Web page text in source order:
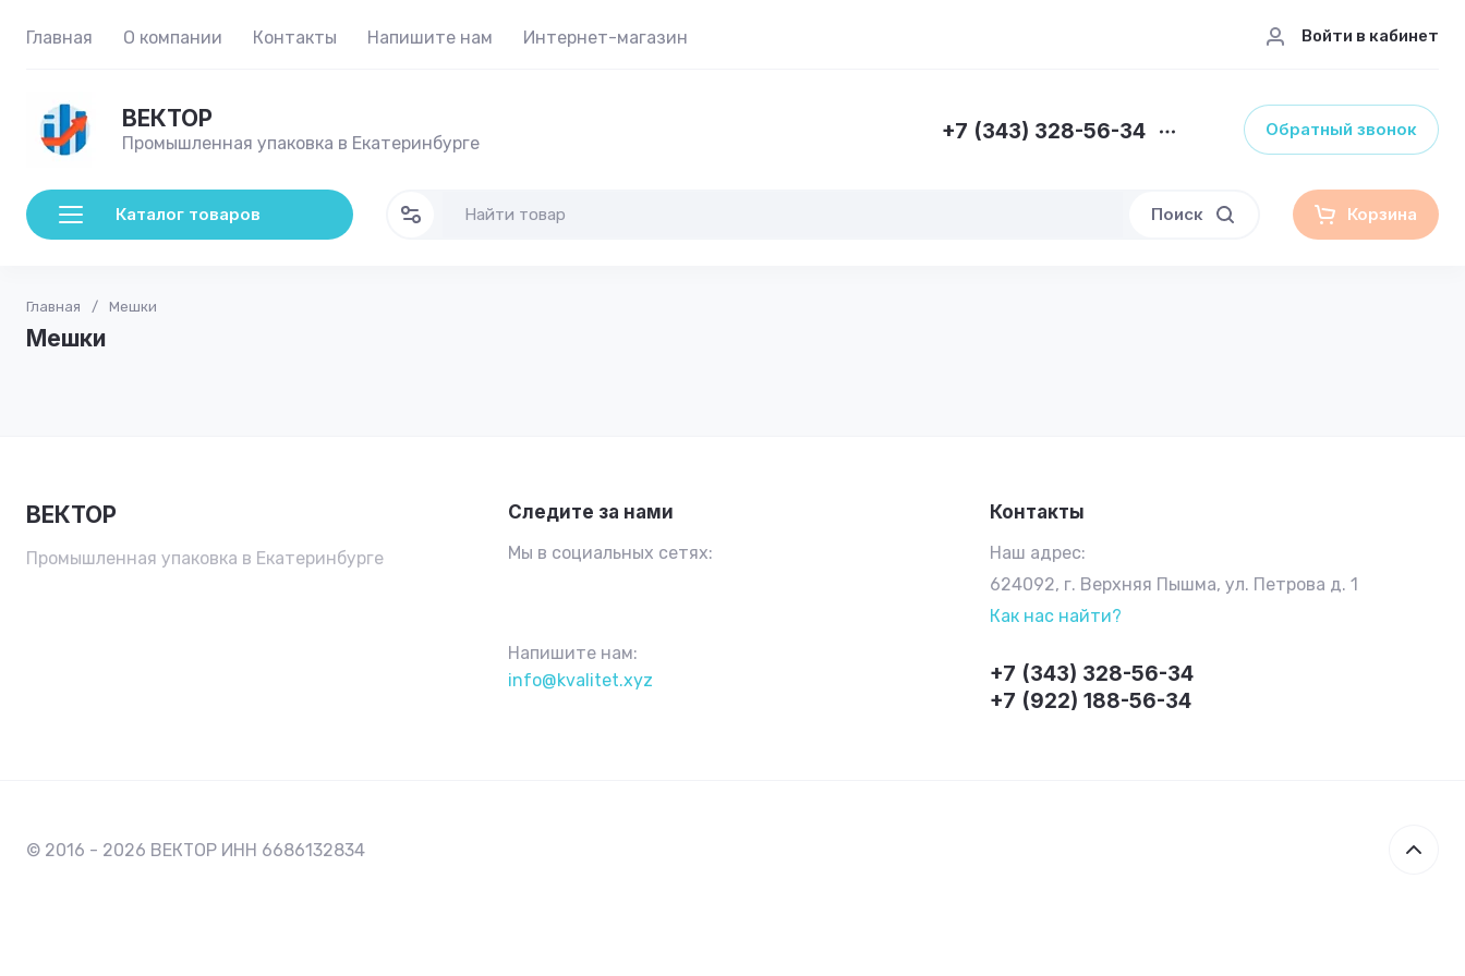
Главная О компании Контакты Напишите нам Интернет-магазин Войти в кабинет
ВЕКТОР
Промышленная упаковка в Екатеринбурге +7 (343) 328-56-34 Обратный звонок
Каталог товаров Поиск Корзина
Главная / Мешки
Мешки
ВЕКТОР
Промышленная упаковка в Екатеринбурге
Следите за нами
Мы в социальных сетях:
Напишите нам:
info@kvalitet.xyz
Контакты
Наш адрес:
624092, г. Верхняя Пышма, ул. Петрова д. 1
Как нас найти?
+7 (343) 328-56-34
+7 (922) 188-56-34
© 2016 - 2026 ВЕКТОР ИНН 6686132834